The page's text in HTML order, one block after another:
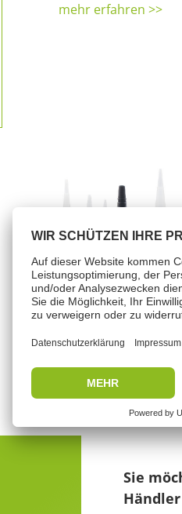
mehr erfahren >>
Ersatzspitze
Varianten
mehr erfahren >>
Sie